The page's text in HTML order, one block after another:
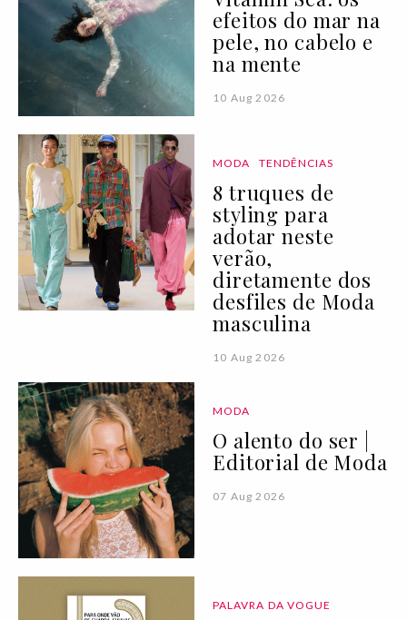
efeitos do mar na
pele, no cabelo e
na mente
10 Aug 2026
MODA TENDÊNCIAS
8 truques de
styling para
adotar neste
verão,
diretamente dos
desfiles de Moda
masculina
10 Aug 2026
MODA
O alento do ser |
Editorial de Moda
07 Aug 2026
PALAVRA DA VOGUE